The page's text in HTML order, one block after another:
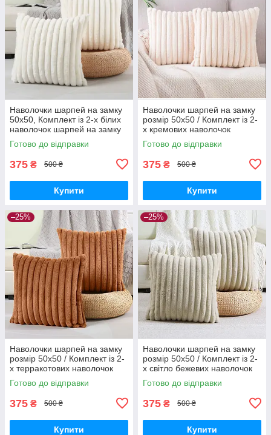
Наволочки шарпей на замку
50х50, Комплект із 2-х білих
наволочок шарпей на замку
розмір 50х50 см.
Готово до відправки
375 ₴ 500 ₴
Купити
Наволочки шарпей на замку
розмір 50х50 / Комплект із 2-
х кремових наволочок
шарпей на замку розмір
50х50 см.
Готово до відправки
375 ₴ 500 ₴
Купити
–25%
Наволочки шарпей на замку
розмір 50х50 / Комплект із 2-
х терракотових наволочок
шарпей на замку розмір
50х50 см.
Готово до відправки
375 ₴ 500 ₴
Купити
–25%
Наволочки шарпей на замку
розмір 50х50 / Комплект із 2-
х світло бежевих наволочок
шарпей на замку розмір
50х50 см.
Готово до відправки
375 ₴ 500 ₴
Купити